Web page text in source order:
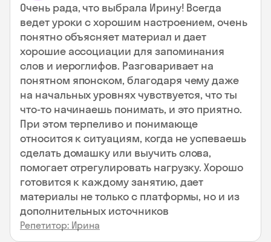
Очень рада, что выбрала Ирину! Всегда
ведет уроки с хорошим настроением, очень
понятно объясняет материал и дает
хорошие ассоциации для запоминания
слов и иероглифов. Разговаривает на
понятном японском, благодаря чему даже
на начальных уровнях чувствуется, что ты
что-то начинаешь понимать, и это приятно.
При этом терпеливо и понимающе
относится к ситуациям, когда не успеваешь
сделать домашку или выучить слова,
помогает отрегулировать нагрузку. Хорошо
готовится к каждому занятию, дает
материалы не только с платформы, но и из
дополнительных источников
Репетитор: Ирина